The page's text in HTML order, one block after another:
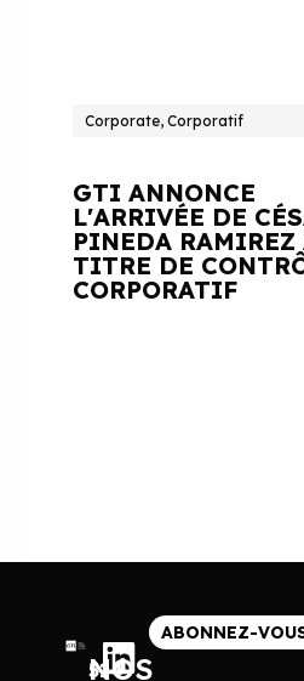
Corporate, Corporatif
GTI ANNONCE
L'ARRIVÉE DE
PINEDA RAMIREZ
TITRE DE
CORPORATIF
514
NOS
ABONNEZ-